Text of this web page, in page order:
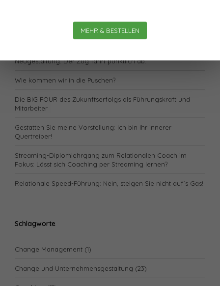
MEHR & BESTELLEN
Welche Magie hat die Skalierbarkeit?
Lässt sich unsere Gesundheit „retten“?
Neugestaltung: Der Zug fährt pünktlich ab.
Wie kommen wir in die Puschen?
Die BIG FOUR des Zukunftserfolgs als Führungskraft und
Mitarbeiter
Gestatten Sie meine Vorstellung: Ich bin Ihr innerer
Quertreiber!
Streaming-Diplomlehrgang zum Relationalen Coach im
Fokus: Lässt sich Coaching per Streaming lernen?
Relationale Speed-Führung: Nein, steigen Sie nicht auf´s Gas!
Schlagworte
Change Management (1)
Change und Unternehmensgestaltung (23)